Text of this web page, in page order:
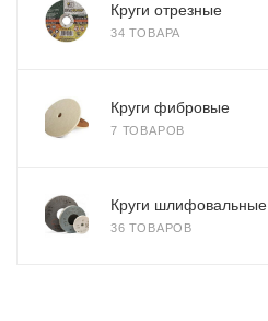
Круги отрезные
34 ТОВАРА
Круги фибровые
7 ТОВАРОВ
Круги шлифовальные
36 ТОВАРОВ